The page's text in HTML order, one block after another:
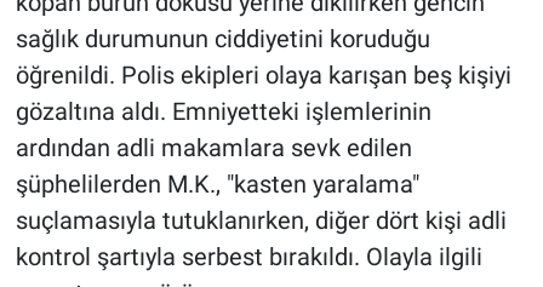
sağlık durumunun ciddiyetini koruduğu
öğrenildi. Polis ekipleri olaya karışan beş kişiyi
gözaltına aldı. Emniyetteki işlemlerinin
ardından adli makamlara sevk edilen
şüphelilerden M.K., "kasten yaralama"
suçlamasıyla tutuklanırken, diğer dört kişi adli
kontrol şartıyla serbest bırakıldı. Olayla ilgili